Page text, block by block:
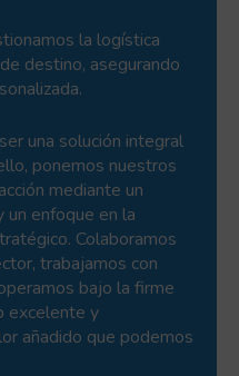
la logística
destino, asegurando
una solución integral
ponemos nuestros
mediante un
un enfoque en la
Colaboramos
trabajamos con
bajo la firme
excelente y
añadido que podemos